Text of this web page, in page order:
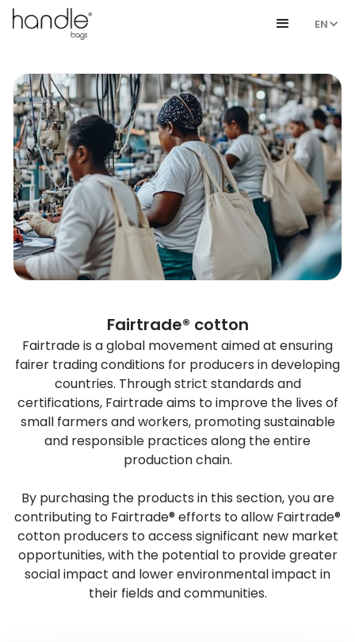
EN
Fairtrade® cotton
Fairtrade is a global movement aimed at ensuring
fairer trading conditions for producers in developing
countries. Through strict standards and
certifications, Fairtrade aims to improve the lives of
small farmers and workers, promoting sustainable
and responsible practices along the entire
production chain.
By purchasing the products in this section, you are
contributing to Fairtrade® efforts to allow Fairtrade®
cotton producers to access significant new market
opportunities, with the potential to provide greater
social impact and lower environmental impact in
their fields and communities.